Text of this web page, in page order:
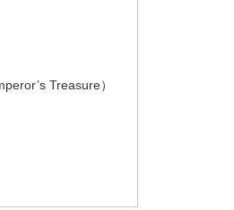
Treasure）